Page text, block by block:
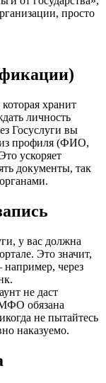
просто
хранит
личность
Госуслуги вы
из профиля (ФИО,
ускоряет
документы, так
у вас должна
Это значит,
через
не даст
обязана
не пытайтесь
наказуемо.